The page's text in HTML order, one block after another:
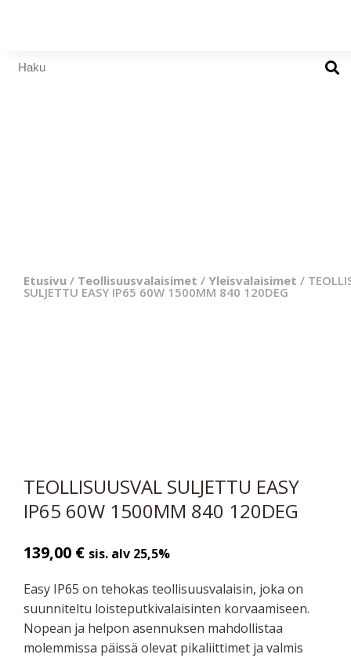
Etusivu / Teollisuusvalaisimet / Yleisvalaisimet /
SULJETTU EASY IP65 60W 1500MM 840 120DEG
TEOLLISUUSVAL SULJETTU EASY
IP65 60W 1500MM 840 120DEG
139,00 € sis. alv 25,5%
Easy IP65 on tehokas teollisuusvalaisin, joka on
suunniteltu loisteputkivalaisinten korvaamiseen.
Nopean ja helpon asennuksen mahdollistaa
molemmissa päissä olevat pikaliittimet ja valmis